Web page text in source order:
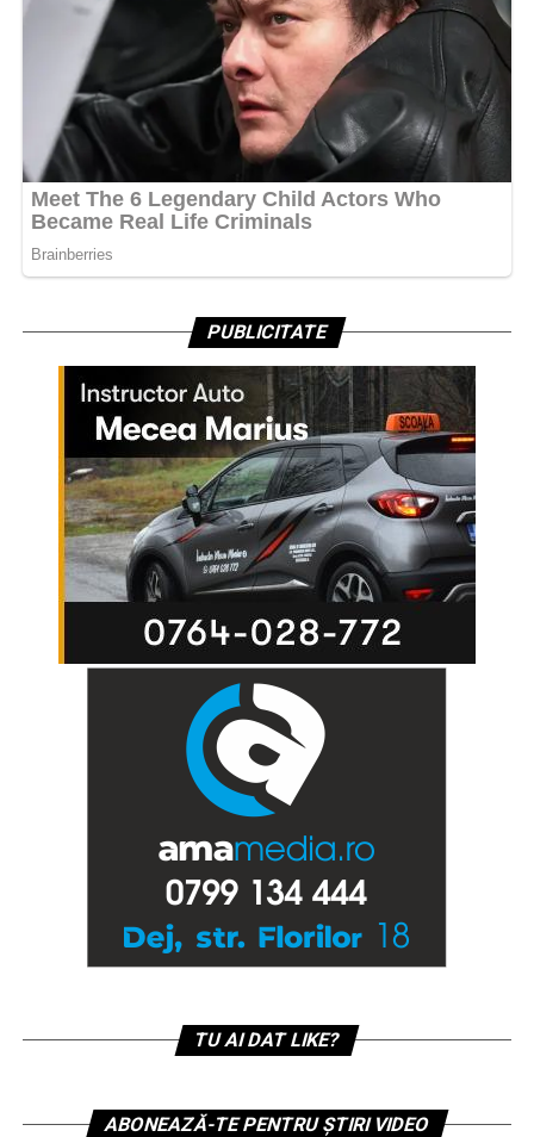
PUBLICITATE
TU AI DAT LIKE?
ABONEAZĂ-TE PENTRU ȘTIRI VIDEO